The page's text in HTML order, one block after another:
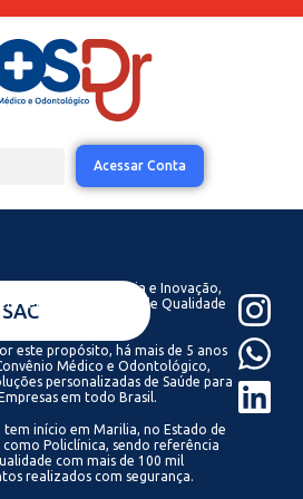
Acessar Conta
SAC
que com Tecnologia e Inovação,
ter acesso a Saúde de Qualidade
este propósito, há mais de 5 anos
Médico e Odontológico,
personalizadas de Saúde para
em todo Brasil.
tem início em Marilia, no Estado de
como Policlínica, sendo referência
com mais de 100 mil
realizados com segurança.